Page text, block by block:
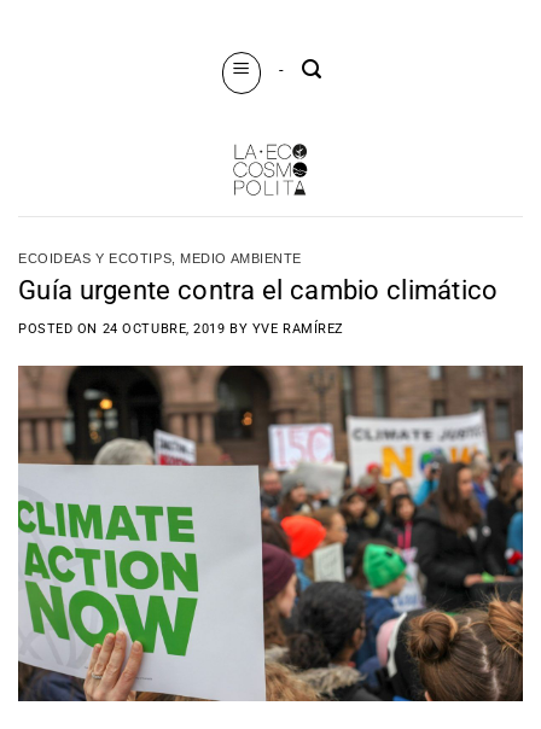
-
ECOIDEAS Y ECOTIPS MEDIO AMBIENTE
Guía urgente contra el cambio climático
POSTED ON 24 OCTUBRE, 2019 BY YVE RAMÍREZ